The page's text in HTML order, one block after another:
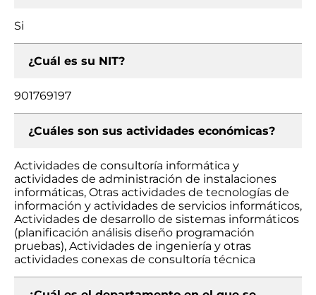
Si
¿Cuál es su NIT?
901769197
¿Cuáles son sus actividades económicas?
Actividades de consultoría informática y
actividades de administración de instalaciones
informáticas, Otras actividades de tecnologías de
información y actividades de servicios informáticos,
Actividades de desarrollo de sistemas informáticos
(planificación análisis diseño programación
pruebas), Actividades de ingeniería y otras
actividades conexas de consultoría técnica